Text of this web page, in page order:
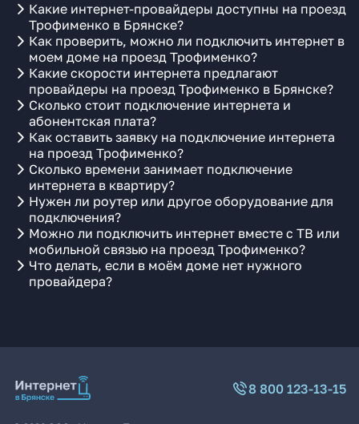
Какие интернет-провайдеры доступны на проезд
Трофименко в Брянске?
Как проверить, можно ли подключить интернет в
моем доме на проезд Трофименко?
Какие скорости интернета предлагают
провайдеры на проезд Трофименко в Брянске?
Сколько стоит подключение интернета и
абонентская плата?
Как оставить заявку на подключение интернета
на проезд Трофименко?
Сколько времени занимает подключение
интернета в квартиру?
Нужен ли роутер или другое оборудование для
подключения?
Можно ли подключить интернет вместе с ТВ или
мобильной связью на проезд Трофименко?
Что делать, если в моём доме нет нужного
провайдера?
8 800 123-13-15